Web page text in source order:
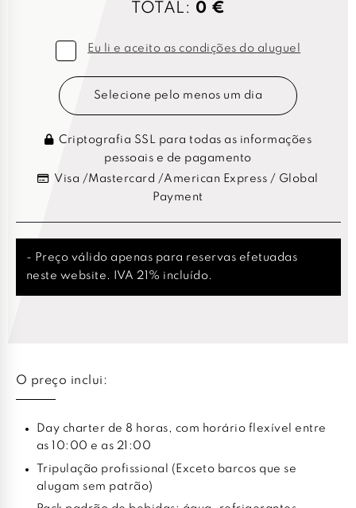
TOTAL: 0 €
Eu li e aceito as condições do aluguel
Selecione pelo menos um dia
Criptografia SSL para todas as informações
pessoais e de pagamento
Visa /Mastercard /American Express / Global
Payment
- Preço válido apenas para reservas efetuadas
neste website. IVA 21% incluído.
O preço inclui:
Day charter de 8 horas, com horário flexível entre
as 10:00 e as 21:00
Tripulação profissional (Exceto barcos que se
alugam sem patrão)